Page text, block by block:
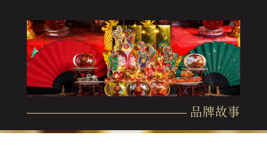
品牌故事